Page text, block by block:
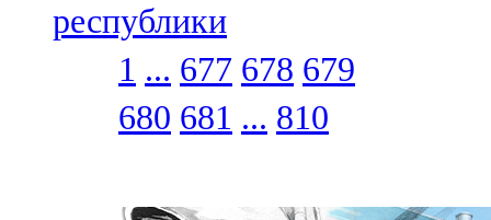
республики
1 ... 677 678 679
680 681 ... 810